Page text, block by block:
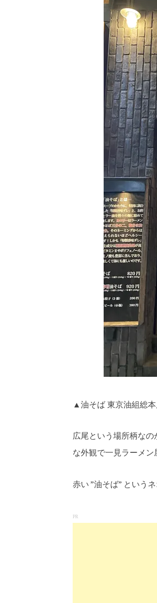
▲油そば 東京油組総本
広尾という場所柄な
な外観で一見ラーメン
赤い ”油そば” という
PR